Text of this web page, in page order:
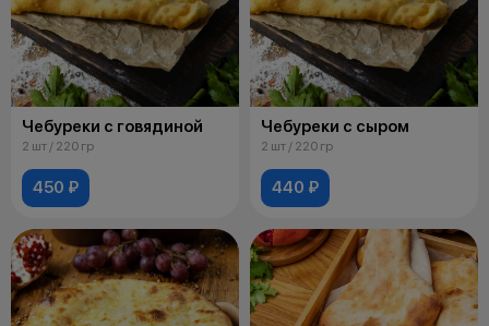
Чебуреки с говядиной
2 шт / 220 гр
450 ₽
Чебуреки с сыром
2 шт / 220 гр
440 ₽